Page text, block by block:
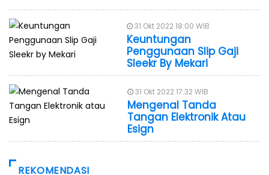
31 Okt 2022 18:00 WIB
Keuntungan
Penggunaan Slip Gaji
Sleekr By Mekari
31 Okt 2022 17:32 WIB
Mengenal Tanda
Tangan Elektronik Atau
Esign
REKOMENDASI